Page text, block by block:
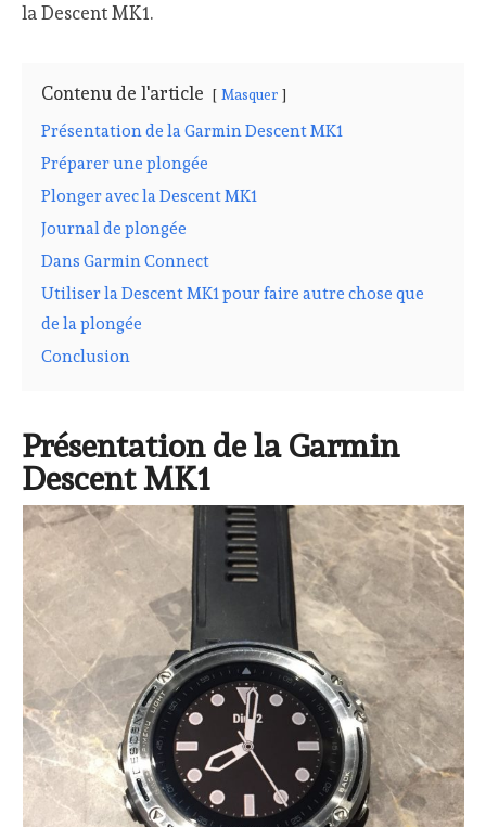
la Descent MK1.
Contenu de l'article Masquer
Présentation de la Garmin Descent MK1
Préparer une plongée
Plonger avec la Descent MK1
Journal de plongée
Dans Garmin Connect
Utiliser la Descent MK1 pour faire autre chose que
de la plongée
Conclusion
Présentation de la Garmin
Descent MK1